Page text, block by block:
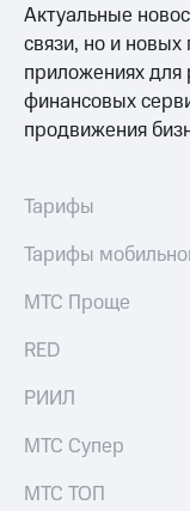
Актуальные
связи, но и
приложениях
финансовых
продвижения
Тарифы
Тарифы
МТС Проще
RED
РИИЛ
МТС Супер
МТС ТОП